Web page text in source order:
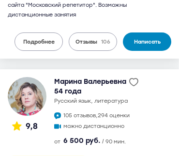
сайта "Московский репетитор". Возможны
дистанционные занятия
Подробнее Отзывы 106 Написать
9,8
Марина Валерьевна
54 года
русский язык, литература
105 отзывов,294 оценки
можно дистанционно
от 6 500 руб. / 90 мин.